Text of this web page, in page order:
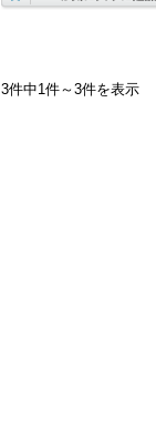
3件中1件～3件を表示